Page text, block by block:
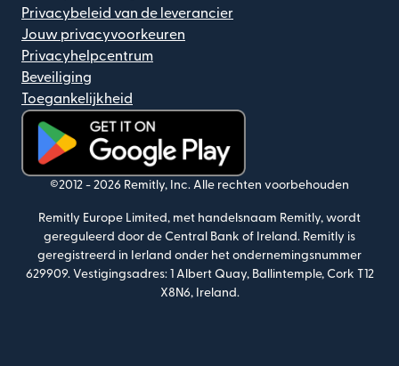
Privacybeleid van de leverancier
Jouw privacyvoorkeuren
Privacyhelpcentrum
Beveiliging
Toegankelijkheid
(wordt geopend in een nieuw venster)
©2012 - 2026 Remitly, Inc. Alle rechten voorbehouden
Remitly Europe Limited, met handelsnaam Remitly, wordt
gereguleerd door de Central Bank of Ireland. Remitly is
geregistreerd in Ierland onder het ondernemingsnummer
629909. Vestigingsadres: 1 Albert Quay, Ballintemple, Cork T12
X8N6, Ireland.